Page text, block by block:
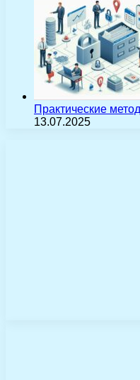
Практические
13.07.2025